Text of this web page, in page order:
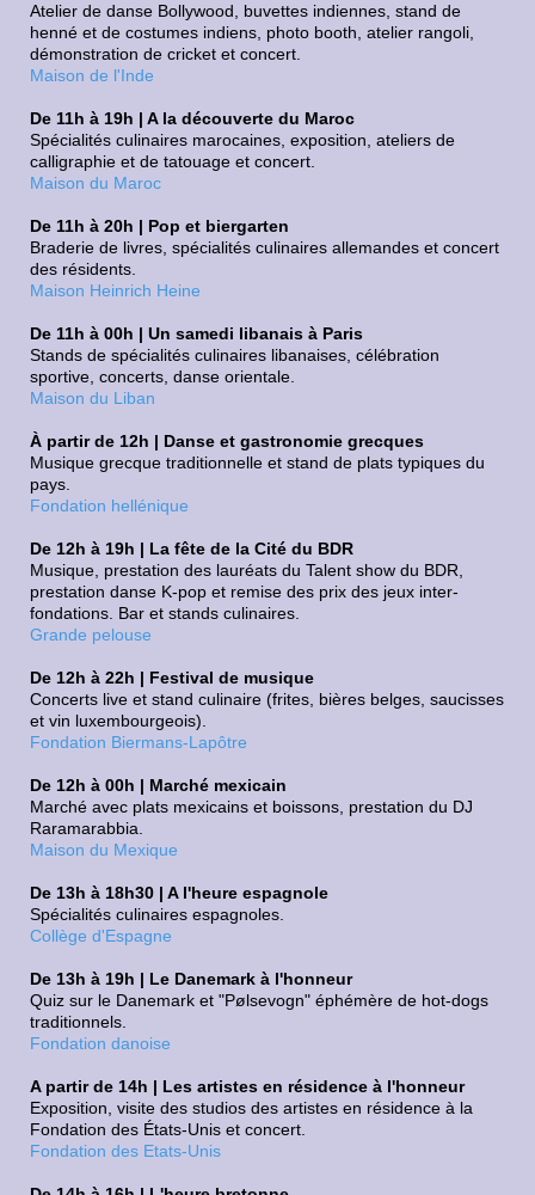
Atelier de danse Bollywood, buvettes indiennes, stand de
henné et de costumes indiens, photo booth, atelier rangoli,
démonstration de cricket et concert.
Maison de l'Inde
De 11h à 19h | A la découverte du Maroc
Spécialités culinaires marocaines, exposition, ateliers de
calligraphie et de tatouage et concert.
Maison du Maroc
De 11h à 20h | Pop et biergarten
Braderie de livres, spécialités culinaires allemandes et concert
des résidents.
Maison Heinrich Heine
De 11h à 00h | Un samedi libanais à Paris
Stands de spécialités culinaires libanaises, célébration
sportive, concerts, danse orientale.
Maison du Liban
À partir de 12h | Danse et gastronomie grecques
Musique grecque traditionnelle et stand de plats typiques du
pays.
Fondation hellénique
De 12h à 19h | La fête de la Cité du BDR
Musique, prestation des lauréats du Talent show du BDR,
prestation danse K-pop et remise des prix des jeux inter-
fondations. Bar et stands culinaires.
Grande pelouse
De 12h à 22h | Festival de musique
Concerts live et stand culinaire (frites, bières belges, saucisses
et vin luxembourgeois).
Fondation Biermans-Lapôtre
De 12h à 00h | Marché mexicain
Marché avec plats mexicains et boissons, prestation du DJ
Raramarabbia.
Maison du Mexique
De 13h à 18h30 | A l'heure espagnole
Spécialités culinaires espagnoles.
Collège d'Espagne
De 13h à 19h | Le Danemark à l'honneur
Quiz sur le Danemark et "Pølsevogn" éphémère de hot-dogs
traditionnels.
Fondation danoise
A partir de 14h | Les artistes en résidence à l'honneur
Exposition, visite des studios des artistes en résidence à la
Fondation des États-Unis et concert.
Fondation des Etats-Unis